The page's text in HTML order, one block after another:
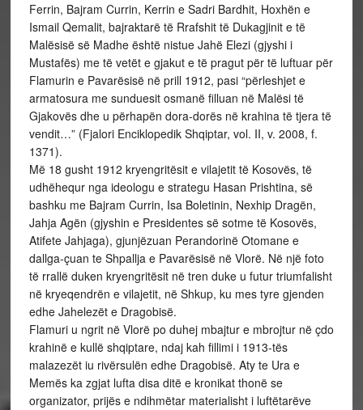
Ferrin, Bajram Currin, Kerrin e Sadri Bardhit, Hoxhën e
Ismail Qemalit, bajraktarë të Rrafshit të Dukagjinit e të
Malësisë së Madhe është nistue Jahë Elezi (gjyshi i
Mustafës) me të vetët e gjakut e të pragut për të luftuar për
Flamurin e Pavarësisë në prill 1912, pasi “përleshjet e
armatosura me sunduesit osmanë filluan në Malësi të
Gjakovës dhe u përhapën dora-dorës në krahina të tjera të
vendit…” (Fjalori Enciklopedik Shqiptar, vol. II, v. 2008, f.
1371).
Më 18 gusht 1912 kryengritësit e vilajetit të Kosovës, të
udhëhequr nga ideologu e strategu Hasan Prishtina, së
bashku me Bajram Currin, Isa Boletinin, Nexhip Dragën,
Jahja Agën (gjyshin e Presidentes së sotme të Kosovës,
Atifete Jahjaga), gjunjëzuan Perandorinë Otomane e
dallga-çuan te Shpallja e Pavarësisë në Vlorë. Në një foto
të rrallë duken kryengritësit në tren duke u futur triumfalisht
në kryeqendrën e vilajetit, në Shkup, ku mes tyre gjenden
edhe Jahelezët e Dragobisë.
Flamuri u ngrit në Vlorë po duhej mbajtur e mbrojtur në çdo
krahinë e kullë shqiptare, ndaj kah fillimi i 1913-tës
malazezët iu rivërsulën edhe Dragobisë. Aty te Ura e
Memës ka zgjat lufta disa ditë e kronikat thonë se
organizator, prijës e ndihmëtar materialisht i luftëtarëve